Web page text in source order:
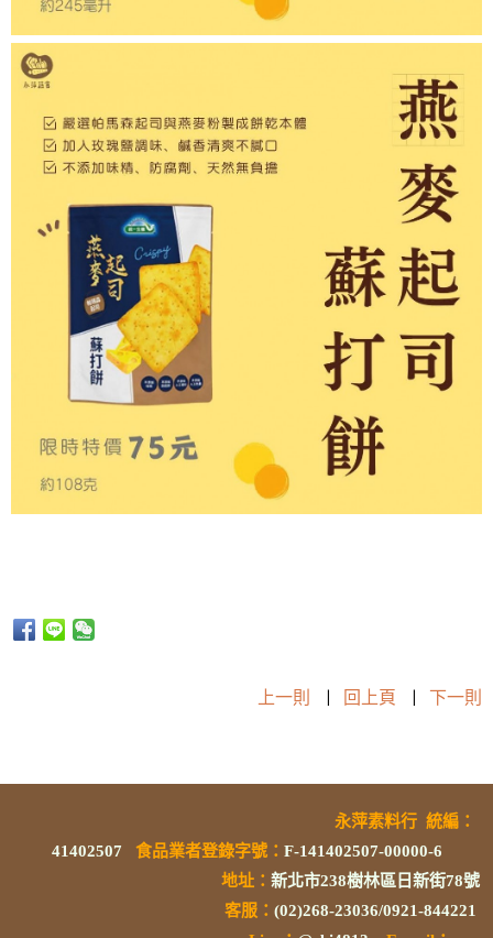
上一則 | 回上頁 | 下一則
永萍素料行 統編 ：
41402507
食品業者登錄字號： F-141402507-00000-6
地址： 新北市238樹林區日新街78號
客服： (02)268-23036/0921-844221